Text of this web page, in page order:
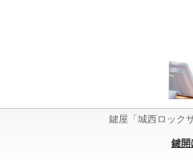
鍵屋「城西ロック
鍵開